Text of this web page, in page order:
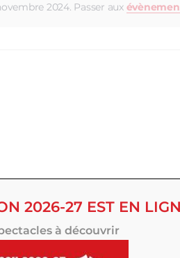
2024. Passer aux
2026-27 EST EN
à découvrir